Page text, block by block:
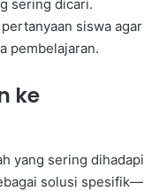
sering dicari.
siswa agar
pembelajaran.
ke
yang sering dihadapi
solusi spesifik—